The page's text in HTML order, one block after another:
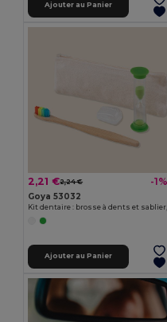
Ajouter au Panier
2,21 €2,24 € -1%
Goya 53032
Ajouter au Panier